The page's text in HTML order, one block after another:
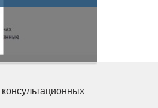
консультационных